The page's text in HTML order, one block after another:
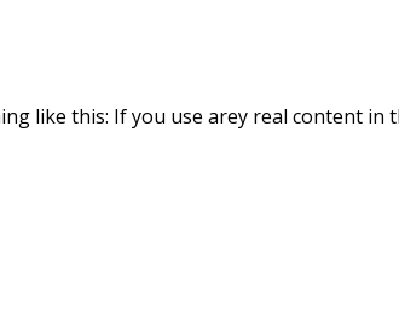
like this: If you use arey real content in